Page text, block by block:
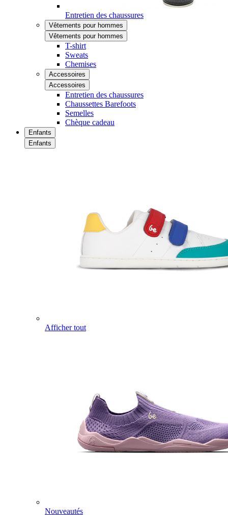
Entretien des chaussures
Vêtements pour hommes
Vêtements pour hommes
T-shirt
Sweats
Chemises
Accessoires
Accessoires
Entretien des chaussures
Chaussettes Barefoots
Semelles
Chèque cadeau
Enfants
Enfants
Afficher tout
Nouveautés